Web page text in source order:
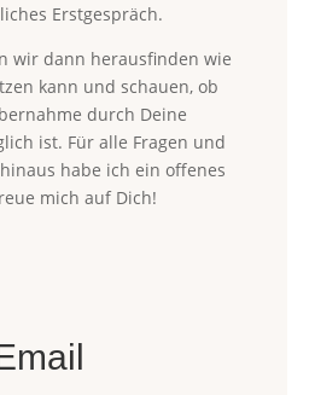
Erstgespräch.
wir dann herausfinden wie
kann und schauen, ob
durch Deine
ist. Für alle Fragen und
habe ich ein offenes
mich auf Dich!